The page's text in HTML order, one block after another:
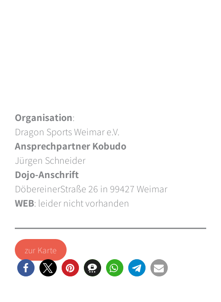
Organisation:
Dragon Sports Weimar e.V.
Ansprechpartner Kobudo
Jürgen Schneider
Dojo-Anschrift
DöbereinerStraße 26 in 99427 Weimar
WEB: leider nicht vorhanden
zur Karte